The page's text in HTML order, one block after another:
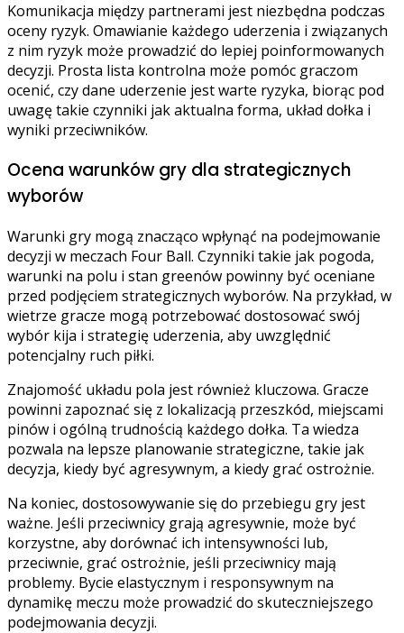
Komunikacja między partnerami jest niezbędna podczas
oceny ryzyk. Omawianie każdego uderzenia i związanych
z nim ryzyk może prowadzić do lepiej poinformowanych
decyzji. Prosta lista kontrolna może pomóc graczom
ocenić, czy dane uderzenie jest warte ryzyka, biorąc pod
uwagę takie czynniki jak aktualna forma, układ dołka i
wyniki przeciwników.
Ocena warunków gry dla strategicznych
wyborów
Warunki gry mogą znacząco wpłynąć na podejmowanie
decyzji w meczach Four Ball. Czynniki takie jak pogoda,
warunki na polu i stan greenów powinny być oceniane
przed podjęciem strategicznych wyborów. Na przykład, w
wietrze gracze mogą potrzebować dostosować swój
wybór kija i strategię uderzenia, aby uwzględnić
potencjalny ruch piłki.
Znajomość układu pola jest również kluczowa. Gracze
powinni zapoznać się z lokalizacją przeszkód, miejscami
pinów i ogólną trudnością każdego dołka. Ta wiedza
pozwala na lepsze planowanie strategiczne, takie jak
decyzja, kiedy być agresywnym, a kiedy grać ostrożnie.
Na koniec, dostosowywanie się do przebiegu gry jest
ważne. Jeśli przeciwnicy grają agresywnie, może być
korzystne, aby dorównać ich intensywności lub,
przeciwnie, grać ostrożnie, jeśli przeciwnicy mają
problemy. Bycie elastycznym i responsywnym na
dynamikę meczu może prowadzić do skuteczniejszego
podejmowania decyzji.